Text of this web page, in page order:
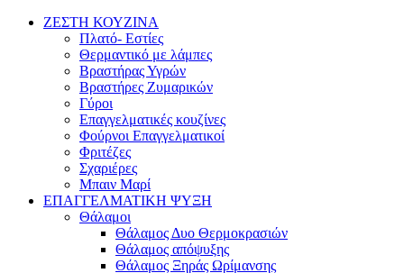
ΖΕΣΤΗ ΚΟΥΖΙΝΑ
Πλατό- Εστίες
Θερμαντικό με λάμπες
Βραστήρας Υγρών
Βραστήρες Ζυμαρικών
Γύροι
Επαγγελματικές κουζίνες
Φούρνοι Επαγγελματικοί
Φριτέζες
Σχαριέρες
Μπαιν Μαρί
ΕΠΑΓΓΕΛΜΑΤΙΚΗ ΨΥΞΗ
Θάλαμοι
Θάλαμος Δυο Θερμοκρασιών
Θάλαμος απόψυξης
Θάλαμος Ξηράς Ωρίμανσης